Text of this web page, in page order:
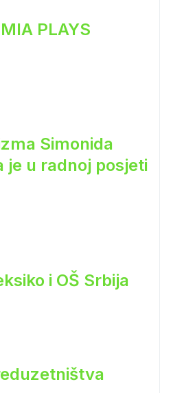
PLAYS
Simonida
je u radnoj posjeti
i OŠ Srbija